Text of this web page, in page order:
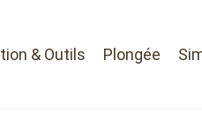
& Outils Plongée